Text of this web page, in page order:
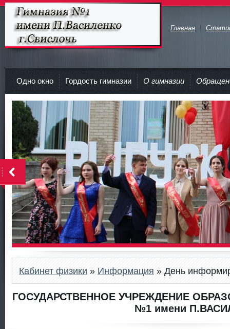
Гимназия №1 имени П.Василенко
Главная
Одно окно Гордость гимназии О гимназии
Кабинет физики » Информация » День
ГОСУДАРСТВЕННОЕ УЧРЕЖДЕНИЕ
№1 имени